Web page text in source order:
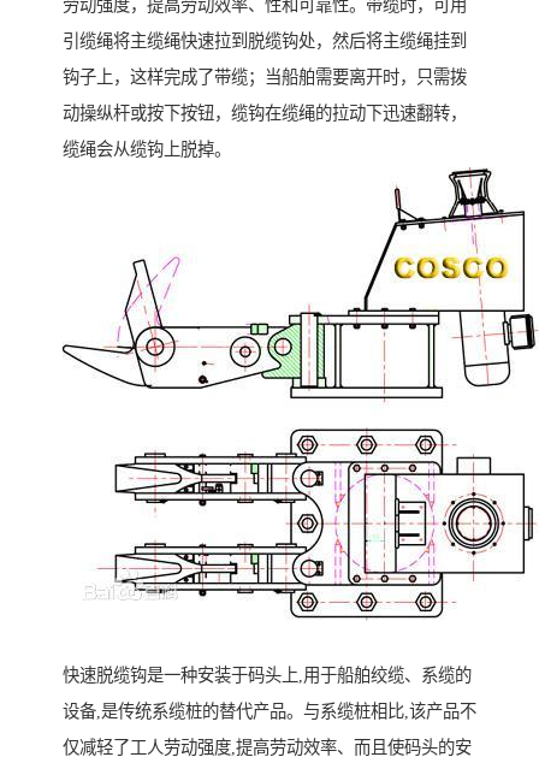
劳动强度，提高劳动效率、性和可靠性。带缆时，可用
引缆绳将主缆绳快速拉到脱缆钩处，然后将主缆绳挂到
钩子上，这样完成了带缆；当船舶需要离开时，只需拨
动操纵杆或按下按钮，缆钩在缆绳的拉动下迅速翻转，
缆绳会从缆钩上脱掉。
快速脱缆钩是一种安装于码头上,用于船舶绞缆、系缆的
设备,是传统系缆桩的替代产品。与系缆桩相比,该产品不
仅减轻了工人劳动强度,提高劳动效率、而且使码头的安